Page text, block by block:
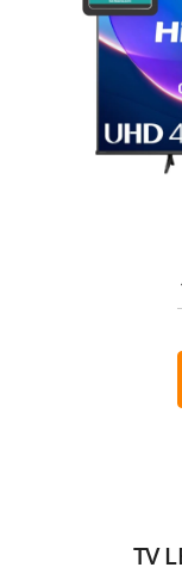
TV